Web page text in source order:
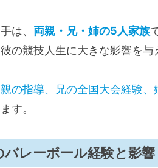
は、 両親・兄・姉の5人家族
の競技人生に大きな影響を与
の指導、兄の全国大会経験
す。
バレーボール経験と影響